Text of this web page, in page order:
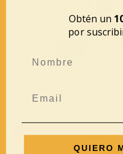
AÑADIR AL CARRITO
Obtén un
por
QUIERO